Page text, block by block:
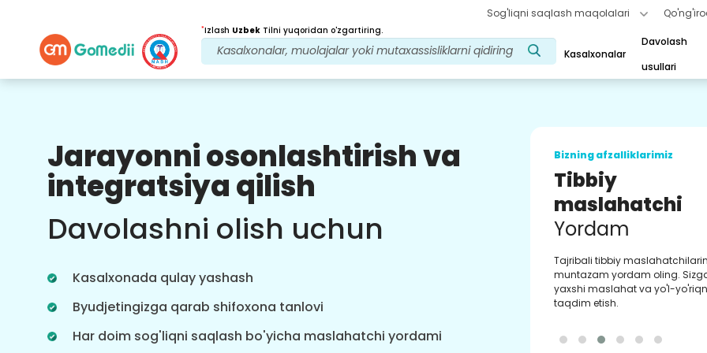
Sog'liqni saqlash maqolalari
*Izlash Uzbek Tilni yuqoridan o'zgartiring.
Kasalxonalar
Davolash
usullari
Jarayonni osonlashtirish va
integratsiya qilish
Davolashni olish uchun
Kasalxonada qulay yashash
Byudjetingizga qarab shifoxona tanlovi
Har doim sog'liqni saqlash bo'yicha maslahatchi yordami
Bizning afzalliklarimiz
Davolanishdan
keyingikuzatuv
parvarishi
muammolaringizni hal qilish uchun
24x7 tibbiy va bemorlarni qo'llab-
quvvatlang. Davolanish ehtiyojlaringiz
haqida muntazam yangilanishlar.
Bizning afzalliklarimiz
Tibbiy
maslahatchi
Yordam
Tajribali tibbiy
muntazam yordam oling.
yaxshi maslahat va yo'l-
taqdim etish.